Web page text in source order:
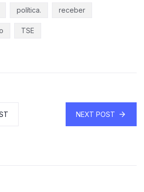
política. receber
TSE
NEXT POST